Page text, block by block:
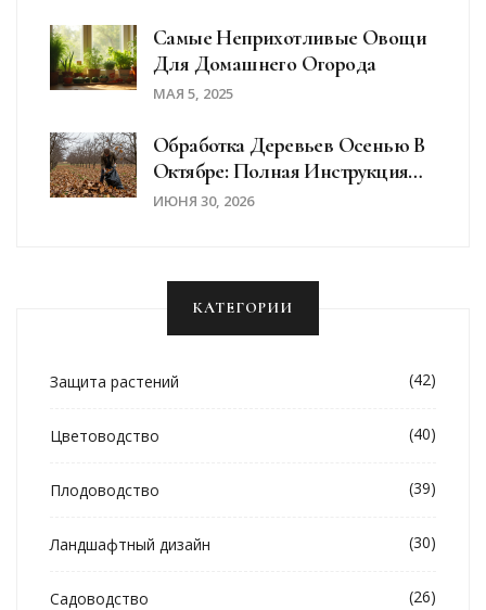
Самые Неприхотливые Овощи
Для Домашнего Огорода
МАЯ 5, 2025
Обработка Деревьев Осенью В
Октябре: Полная Инструкция
По Защите От Болезней И
ИЮНЯ 30, 2026
КАТЕГОРИИ
Защита растений (42)
Цветоводство (40)
Плодоводство (39)
Ландшафтный дизайн (30)
Садоводство (26)